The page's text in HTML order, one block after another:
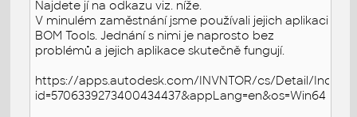
Najdete jí na odkazu viz. níže.
V minulém zaměstnání jsme používali jejich aplikaci
BOM Tools. Jednání s nimi je naprosto bez
problémů a jejich aplikace skutečně fungují.
https://apps.autodesk.com/INVNTOR/cs/Detail/Index?
id=5706339273400434437&appLang=en&os=Win64